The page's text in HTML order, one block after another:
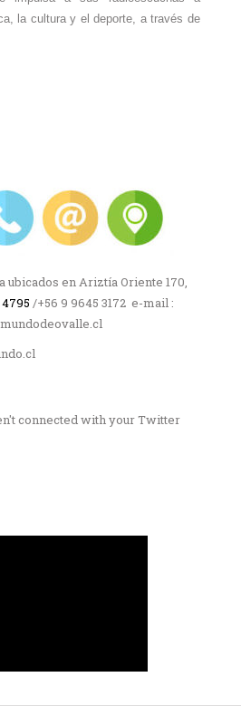
la cultura y el deporte, a través de
ubicados en Ariztía Oriente 170,
4795 /+56 9 9645 3172 e-mail :
connected with your Twitter